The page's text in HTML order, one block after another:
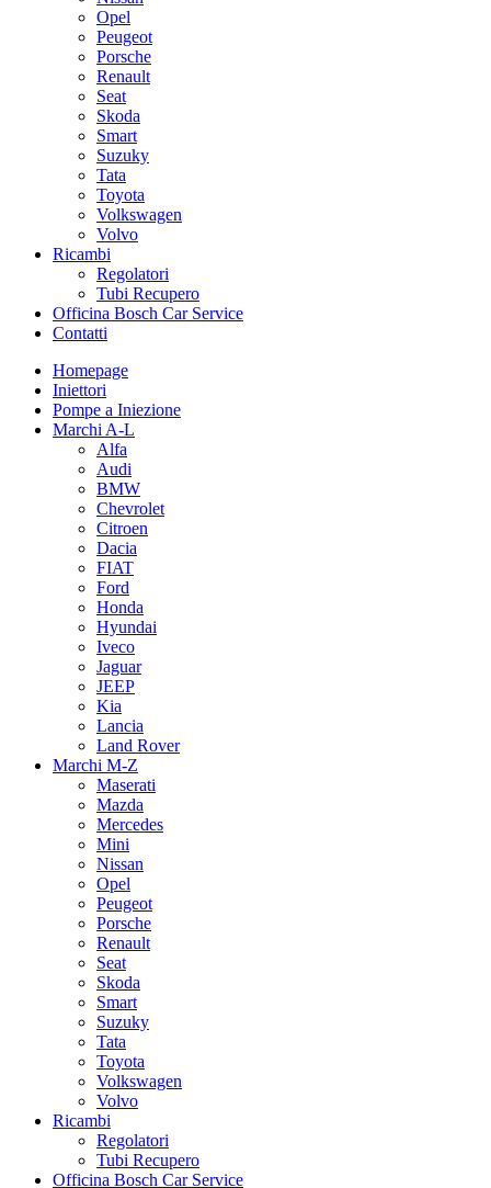
Opel
Peugeot
Porsche
Renault
Seat
Skoda
Smart
Suzuky
Tata
Toyota
Volkswagen
Volvo
Ricambi
Regolatori
Tubi Recupero
Officina Bosch Car Service
Contatti
Homepage
Iniettori
Pompe a Iniezione
Marchi A-L
Alfa
Audi
BMW
Chevrolet
Citroen
Dacia
FIAT
Ford
Honda
Hyundai
Iveco
Jaguar
JEEP
Kia
Lancia
Land Rover
Marchi M-Z
Maserati
Mazda
Mercedes
Mini
Nissan
Opel
Peugeot
Porsche
Renault
Seat
Skoda
Smart
Suzuky
Tata
Toyota
Volkswagen
Volvo
Ricambi
Regolatori
Tubi Recupero
Officina Bosch Car Service